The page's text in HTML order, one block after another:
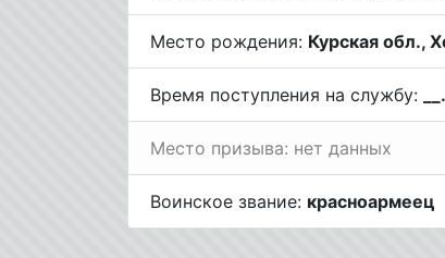
Место рождения: Курская обл.,
Время поступления на службу:
Место призыва: нет данных
Воинское звание: красноармеец